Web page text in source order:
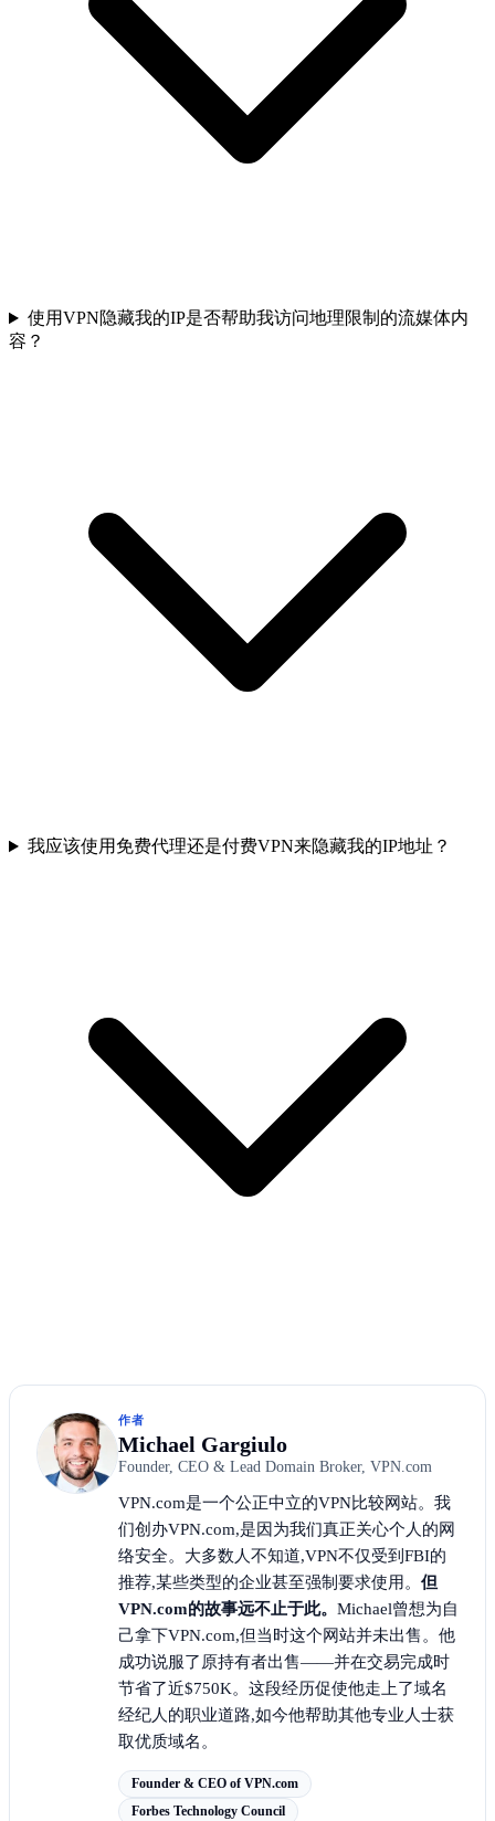
使用VPN隐藏我的IP是否帮助我访问地理限制的流媒体内
容？
我应该使用免费代理还是付费VPN来隐藏我的IP地址？
作者
Michael Gargiulo
Founder, CEO & Lead Domain Broker, VPN.com
VPN.com是一个公正中立的VPN比较网站。我
们创办VPN.com,是因为我们真正关心个人的网
络安全。大多数人不知道,VPN不仅受到FBI的
推荐,某些类型的企业甚至强制要求使用。 但
VPN.com的故事远不止于此。 Michael曾想为自
己拿下VPN.com,但当时这个网站并未出售。他
成功说服了原持有者出售——并在交易完成时
节省了近$750K。这段经历促使他走上了域名
经纪人的职业道路,如今他帮助其他专业人士获
取优质域名。
Founder & CEO of VPN.com
Forbes Technology Council